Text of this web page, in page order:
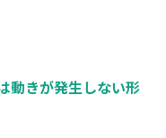
動きが発生しない形